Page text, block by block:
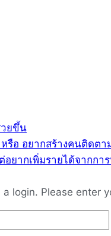
ยขึ้น
รือ อยากสร้างคนติดต
ยากเพิ่มรายได้จากกา
login. Please enter